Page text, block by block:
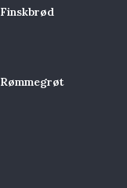
Finskbrød
Rømmegrøt